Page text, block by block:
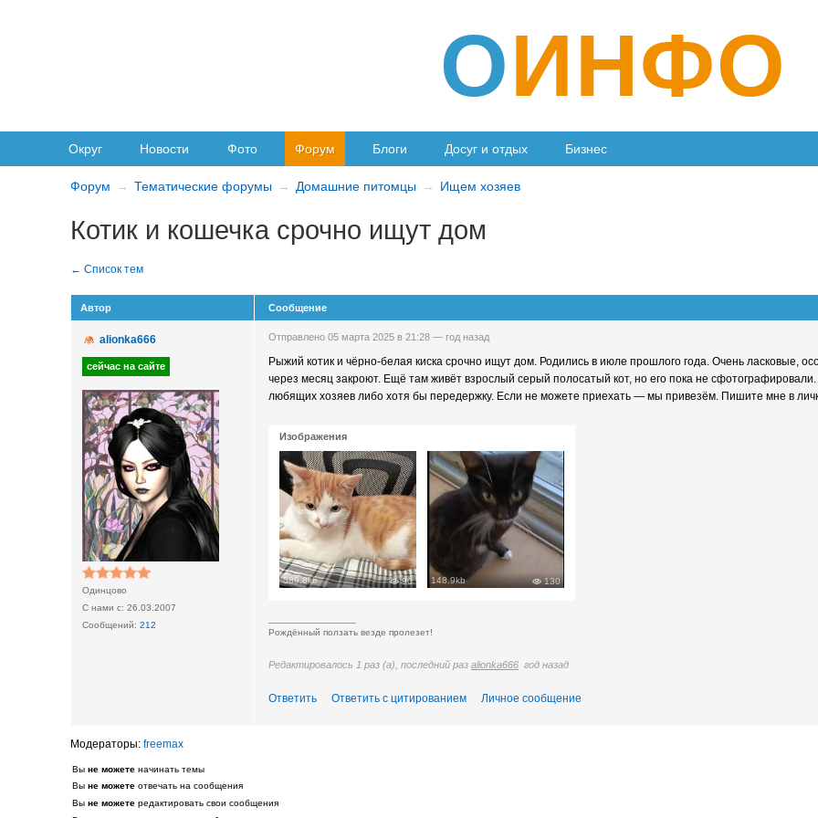
ОИНФО
Округ Новости Фото Форум Блоги Досуг и отдых Бизнес
Форум Тематические форумы Домашние питомцы Ищем хозяев
Котик и кошечка срочно ищут дом
Автор Сообщение
alionka666
Одинцово
26.03.2007
212
Отправлено 05 марта 2025 в 21:28 — год назад
Рыжий котик и чёрно-белая киска срочно ищут дом. Родились в июле прошлого года. Очень ласковые,
через месяц закроют. Ещё там живёт взрослый серый полосатый кот, но его пока не
любящих хозяев либо хотя бы передержку. Если не можете приехать — мы привезём. Пишите мне в
Изображения
589.8kb 90 148.9kb 130
Рождённый ползать везде пролезет!
Редактировалось 1 раз (а), последний раз alionka666 год назад
Ответить Ответить с цитированием Личное сообщение
freemax
Вы не можете начинать темы
Вы не можете отвечать на сообщения
Вы не можете редактировать свои сообщения